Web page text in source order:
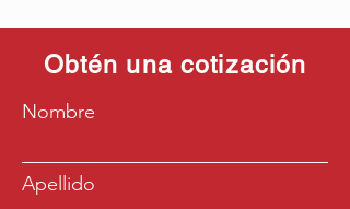
Obtén una cotización
Nombre
Apellido